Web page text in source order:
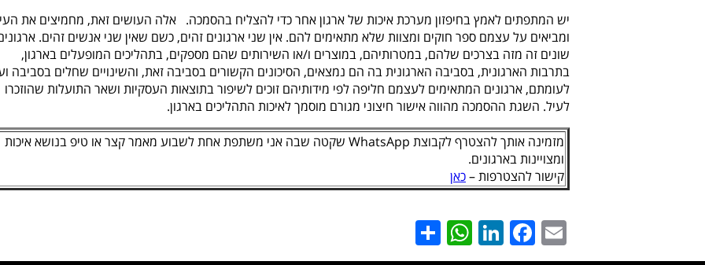
יש המתפתים לאמץ בחיפזון מערכת איכות של ארגון אחר כדי להצליח בהסמכה. אלה העושים זאת, מחמיצים את
ומביאים על עצמם ספר חוקים ומצוות שלא מתאימים להם. אין שני ארגונים זהים, כשם שאין שני אנשים זהים.
שונים זה מזה בצרכים שלהם, במטרותיהם, במוצרים ו/או השירותים שהם מספקים, בתהליכים המופעלים בארגון,
בתרבות הארגונית, בסביבה הארגונית בה הם נמצאים, הסיכונים הקשורים בסביבה זאת, והשינויים שחלים בסביבה
לעומתם, ארגונים המתאימים לעצמם חליפה לפי מידותיהם זוכים לשיפור בתוצאות העסקיות ושאר התועלות שהוזכרו
לעיל. השגת ההסמכה מהווה אישור חיצוני מגורם מוסמך לאיכות התהליכים בארגון.
מזמינה אותך להצטרף לקבוצת WhatsApp שקטה שבה אני משתפת אחת לשבוע מאמר קצר או טיפ בנושא איכות
ומצויינות בארגונים.
קישור להצטרפות –כאן
Email
Facebook
LinkedIn
WhatsApp